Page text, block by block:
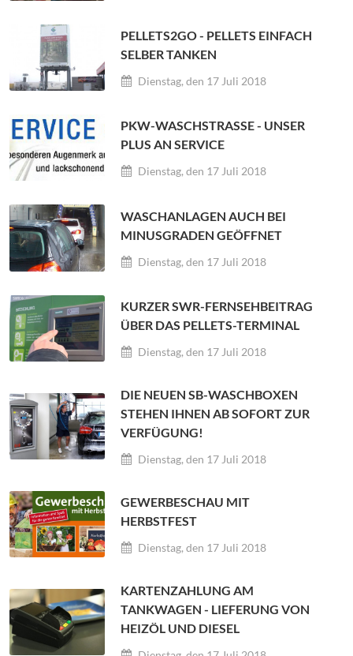
PELLETS2GO - PELLETS EINFACH
SELBER TANKEN
Dienstag, den 17 Juli 2018
PKW-WASCHSTRASSE - UNSER P
LUS AN SERVICE
Dienstag, den 17 Juli 2018
WASCHANLAGEN AUCH BEI
MINUSGRADEN GEÖFFNET
Dienstag, den 17 Juli 2018
KURZER SWR-FERNSEHBEITRAG
ÜBER DAS PELLETS-TERMINAL
Dienstag, den 17 Juli 2018
DIE NEUEN SB-WASCHBOXEN
STEHEN IHNEN AB SOFORT ZUR
VERFÜGUNG!
Dienstag, den 17 Juli 2018
GEWERBESCHAU MIT
HERBSTFEST
Dienstag, den 17 Juli 2018
KARTENZAHLUNG AM
TANKWAGEN - LIEFERUNG VON
HEIZÖL UND DIESEL